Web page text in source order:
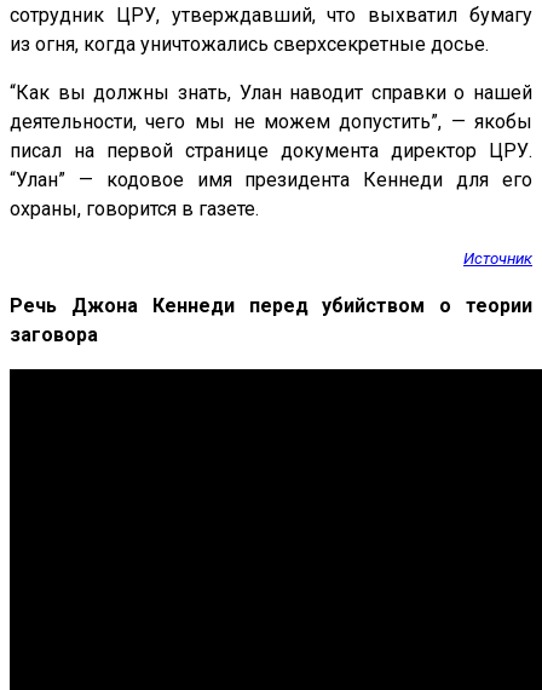
сотрудник ЦРУ, утверждавший, что выхватил бумагу
из огня, когда уничтожались сверхсекретные досье.
“Как вы должны знать, Улан наводит справки о нашей
деятельности, чего мы не можем допустить”, — якобы
писал на первой странице документа директор ЦРУ.
“Улан” — кодовое имя президента Кеннеди для его
охраны, говорится в газете.
Источник
Речь Джона Кеннеди перед убийством о теории
заговора